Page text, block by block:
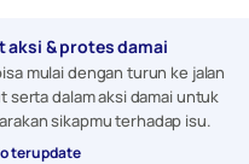
aksi & protes damai
mulai dengan turun ke jalan
serta dalam aksi damai untuk
sikapmu terhadap isu.
terupdate